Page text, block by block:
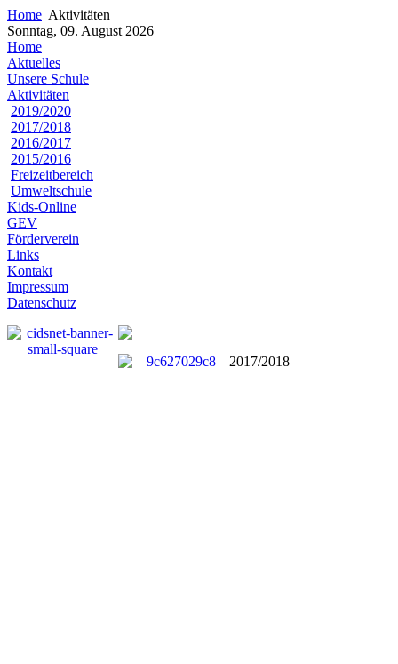
Home Aktivitäten
Sonntag, 09. August 2026
Home
Aktuelles
Unsere Schule
Aktivitäten
2019/2020
2017/2018
2016/2017
2015/2016
Freizeitbereich
Umweltschule
Kids-Online
GEV
Förderverein
Links
Kontakt
Impressum
Datenschutz
2017/2018